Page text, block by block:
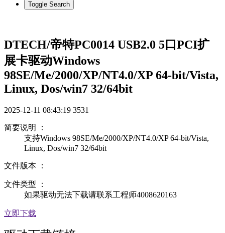
Toggle Search
DTECH/帝特PC0014 USB2.0 5口PCI扩
展卡驱动Windows
98SE/Me/2000/XP/NT4.0/XP 64-bit/Vista,
Linux, Dos/win7 32/64bit
2025-12-11 08:43:19 3531
简要说明 ：
支持Windows 98SE/Me/2000/XP/NT4.0/XP 64-bit/Vista,
Linux, Dos/win7 32/64bit
文件版本 ：
文件类型 ：
如果驱动无法下载请联系工程师4008620163
立即下载